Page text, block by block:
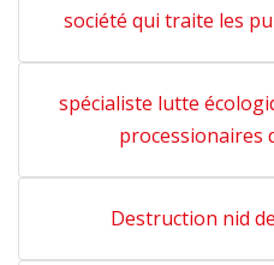
société qui traite les
spécialiste lutte
processionaires
Destruction nid